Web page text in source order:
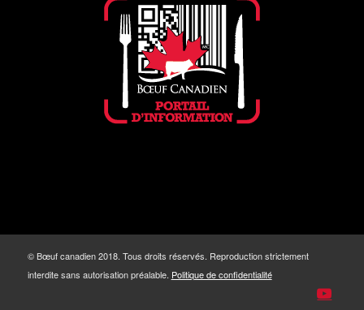
© Bœuf canadien 2018. Tous droits réservés. Reproduction strictement
interdite sans autorisation préalable. Politique de confidentialité